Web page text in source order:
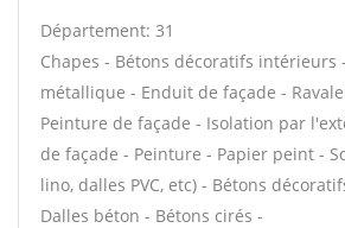
Département: 31
Chapes - Bétons décoratifs intérieurs
métallique - Enduit de façade -
Peinture de façade - Isolation par
de façade - Peinture - Papier peint -
lino, dalles PVC, etc) - Bétons
Dalles béton - Bétons cirés -